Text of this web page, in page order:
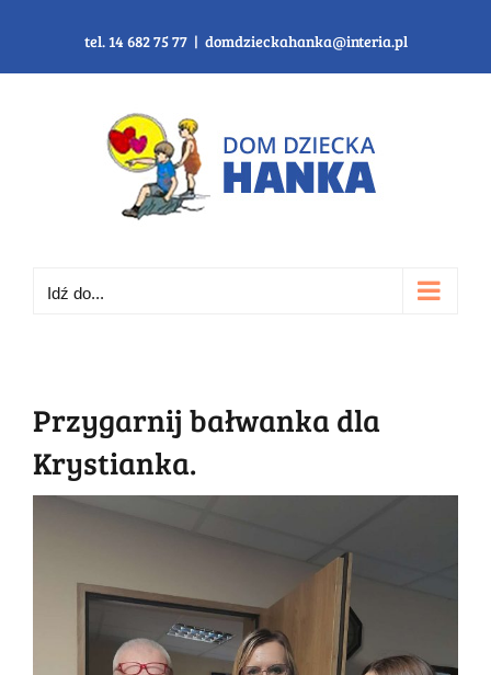
tel. 14 682 75 77 | domdzieckahanka@interia.pl
Idź do...
Przygarnij bałwanka dla
Krystianka.